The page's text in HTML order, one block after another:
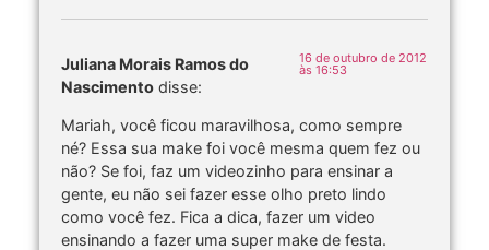
Juliana Morais Ramos do
Nascimento disse:
16 de outubro de 2012
às 16:53
Mariah, você ficou maravilhosa, como sempre
né? Essa sua make foi você mesma quem fez ou
não? Se foi, faz um videozinho para ensinar a
gente, eu não sei fazer esse olho preto lindo
como você fez. Fica a dica, fazer um video
ensinando a fazer uma super make de festa.